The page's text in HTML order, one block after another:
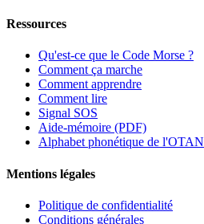
Ressources
Qu'est-ce que le Code Morse ?
Comment ça marche
Comment apprendre
Comment lire
Signal SOS
Aide-mémoire (PDF)
Alphabet phonétique de l'OTAN
Mentions légales
Politique de confidentialité
Conditions générales